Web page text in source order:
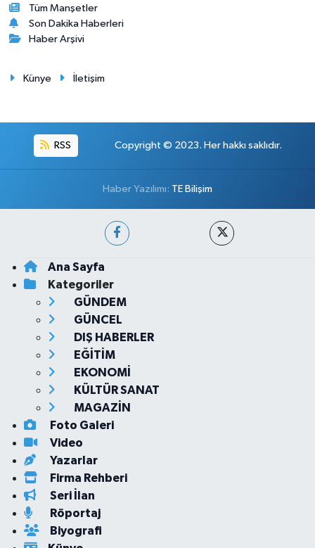
Tüm Manşetler
Son Dakika Haberleri
Haber Arşivi
Künye İletişim
RSS Copyright © 2023. Her hakkı saklıdır.
Haber Yazılımı: TE Bilişim
Ana Sayfa
Kategoriler
GÜNDEM
GÜNCEL
DIŞ HABERLER
EĞİTİM
EKONOMİ
KÜLTÜR SANAT
MAGAZİN
Foto Galeri
Video
Yazarlar
Firma Rehberi
Seri İlan
Röportaj
Biyografi